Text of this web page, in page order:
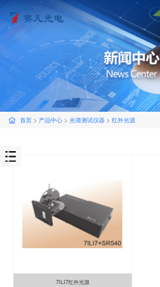
首页 > 产品中心 > 光谱测试仪器 > 红外光源
7ILI7红外光源